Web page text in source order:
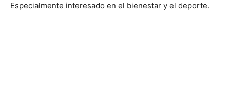
Especialmente interesado en el bienestar y el deporte.